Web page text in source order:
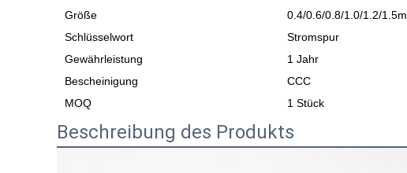
Größe
0.4/0.6/0.8/1.0/1.2/1.5m
Schlüsselwort
Stromspur
Gewährleistung
1 Jahr
Bescheinigung
CCC
MOQ
1 Stück
Beschreibung des Produkts